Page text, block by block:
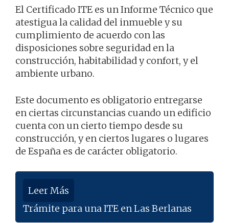
El Certificado ITE es un Informe Técnico que
atestigua la calidad del inmueble y su
cumplimiento de acuerdo con las
disposiciones sobre seguridad en la
construcción, habitabilidad y confort, y el
ambiente urbano.
Este documento es obligatorio entregarse
en ciertas circunstancias cuando un edificio
cuenta con un cierto tiempo desde su
construcción, y en ciertos lugares o lugares
de España es de carácter obligatorio.
Leer Más
Trámite para una ITE en Las Berlanas